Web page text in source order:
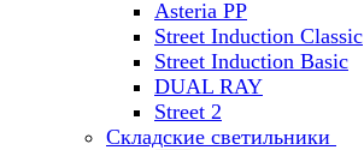
Asteria PP
Street Induction Classic
Street Induction Basic
DUAL RAY
Street 2
Складские светильники